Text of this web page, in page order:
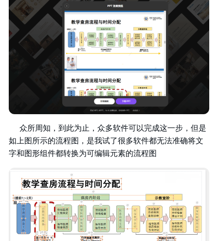
众所周知，到此为止，众多软件可以完成这一步，但是
如上图所示的流程图，是我试了很多软件都无法准确将文
字和图形组件都转换为可编辑元素的流程图